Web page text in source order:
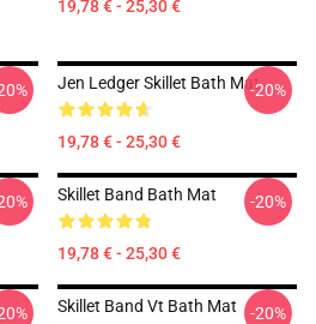
19,78 € - 25,30 €
Jen Ledger Skillet Bath Mat
19,78 € - 25,30 €
-20%
Skillet Band Bath Mat
19,78 € - 25,30 €
-20%
Skillet Band Vt Bath Mat -20%